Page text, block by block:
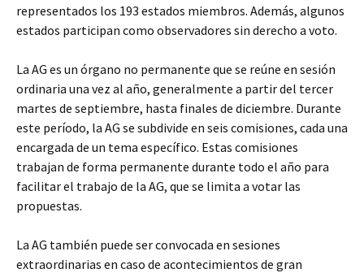
representados los 193 estados miembros. Además, algunos
estados participan como observadores sin derecho a voto.
La AG es un órgano no permanente que se reúne en sesión
ordinaria una vez al año, generalmente a partir del tercer
martes de septiembre, hasta finales de diciembre. Durante
este período, la AG se subdivide en seis comisiones, cada una
encargada de un tema específico. Estas comisiones
trabajan de forma permanente durante todo el año para
facilitar el trabajo de la AG, que se limita a votar las
propuestas.
La AG también puede ser convocada en sesiones
extraordinarias en caso de acontecimientos de gran